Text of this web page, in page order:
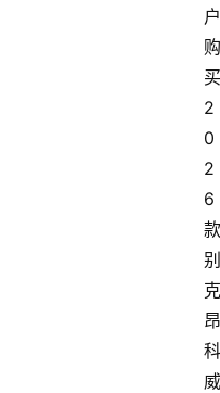
户
购
买
2
0
2
6
款
别
克
昂
科
威